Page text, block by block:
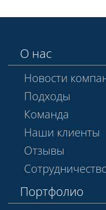
О нас
Новости
Подходы
Команда
Наши клиенты
Отзывы
Портфолио